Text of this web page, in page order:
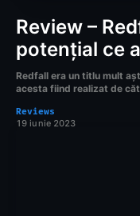
Review –
potențial ce
Redfall era un titlu mult
acesta fiind realizat de
Reviews
19 iunie 2023